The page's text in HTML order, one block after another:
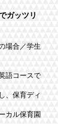
ガッツリ
場合／学生
語コースで
、保育ディ
カル保育園